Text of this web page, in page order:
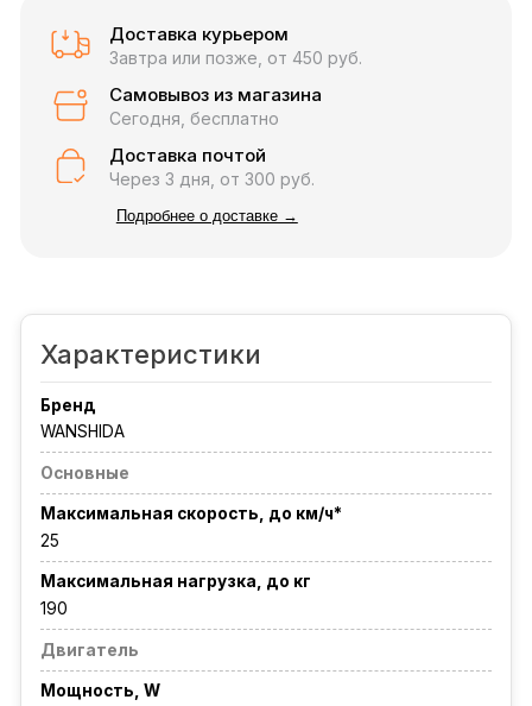
Доставка курьером
Завтра или позже, от 450 руб.
Самовывоз из магазина
Сегодня, бесплатно
Доставка почтой
Через 3 дня, от 300 руб.
Подробнее о доставке →
Характеристики
Бренд
WANSHIDA
Основные
Максимальная скорость, до км/ч*
25
Максимальная нагрузка, до кг
190
Двигатель
Мощность, W